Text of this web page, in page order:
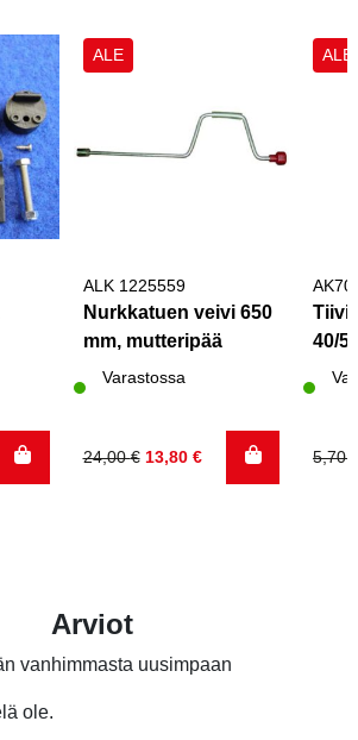
ALE
ALK 1225559
Nurkkatuen veivi 650
mm, mutteripää
Varastossa
24,00€
Alkuperäinen
13,80 €
Nykyinen
ALE
40/
5,70
Arviot
vanhimmasta uusimpaan
ole.